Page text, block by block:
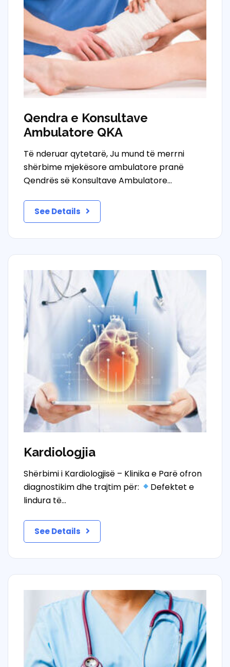
Qendra e Konsultave
Ambulatore QKA
Të nderuar qytetarë, Ju mund të merrni
shërbime mjekësore ambulatore pranë
Qendrës së Konsultave Ambulatore…
See Details
Kardiologjia
Shërbimi i Kardiologjisë – Klinika e Parë ofron
diagnostikim dhe trajtim për:
Defektet e
lindura të…
See Details